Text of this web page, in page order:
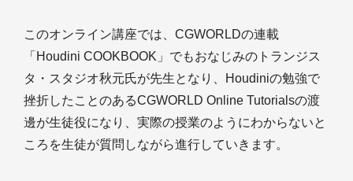
このオンライン講座では、CGWORLDの連載
「Houdini COOKBOOK」でもおなじみのトランジス
タ・スタジオ秋元氏が先生となり、Houdiniの勉強で
挫折したことのあるCGWORLD Online Tutorialsの渡
邊が生徒役になり、実際の授業のようにわからないと
ころを生徒が質問しながら進行していきます。